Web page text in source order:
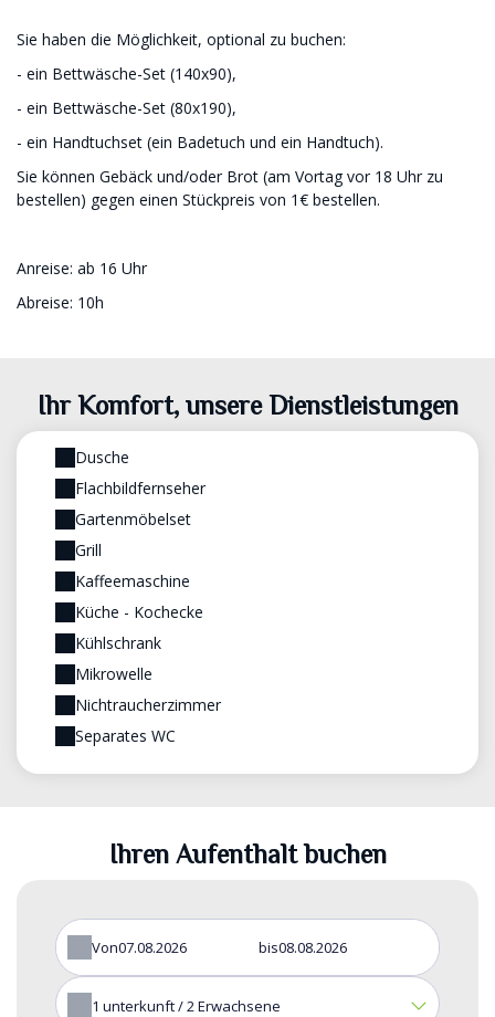
Sie haben die Möglichkeit, optional zu buchen:
- ein Bettwäsche-Set (140x90),
- ein Bettwäsche-Set (80x190),
- ein Handtuchset (ein Badetuch und ein Handtuch).
Sie können Gebäck und/oder Brot (am Vortag vor 18 Uhr zu
bestellen) gegen einen Stückpreis von 1€ bestellen.
Anreise: ab 16 Uhr
Abreise: 10h
Ihr Komfort, unsere Dienstleistungen
Dusche
Flachbildfernseher
Gartenmöbelset
Grill
Kaffeemaschine
Küche - Kochecke
Kühlschrank
Mikrowelle
Nichtraucherzimmer
Separates WC
Ihren Aufenthalt buchen
Von bis
1 unterkunft /2 Erwachsene